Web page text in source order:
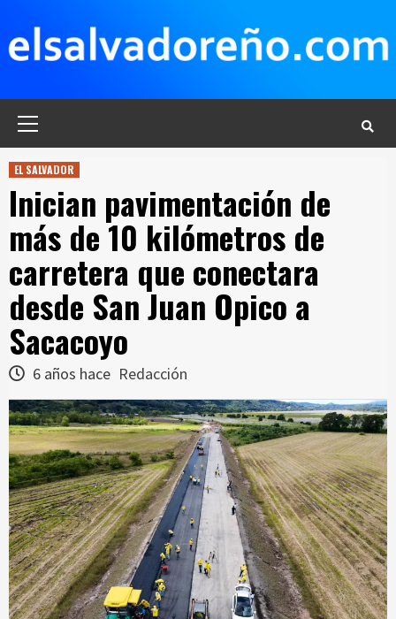
contenido
EL SALVADOR
Inician pavimentación de
más de 10 kilómetros de
carretera que conectara
desde San Juan Opico a
Sacacoyo
6 años hace Redacción